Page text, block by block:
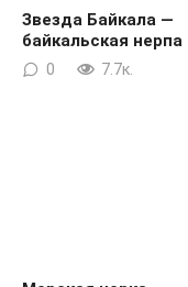
Звезда Байкала —
байкальская нерпа
0 7.7к.